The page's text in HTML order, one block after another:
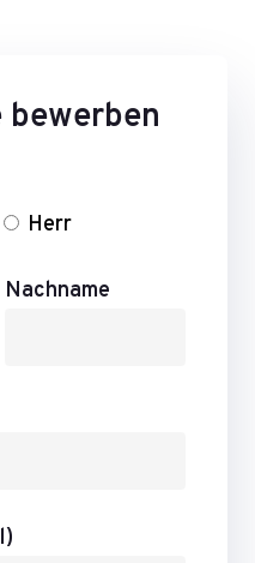
Herr
Nachname